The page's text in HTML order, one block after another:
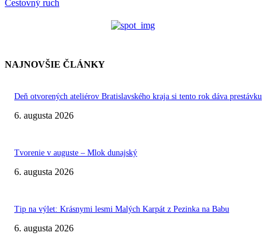
Cestovný ruch
NAJNOVŠIE ČLÁNKY
Deň otvorených ateliérov Bratislavského kraja si tento rok dáva prestávku
6. augusta 2026
Tvorenie v auguste – Mlok dunajský
6. augusta 2026
Tip na výlet: Krásnymi lesmi Malých Karpát z Pezinka na Babu
6. augusta 2026